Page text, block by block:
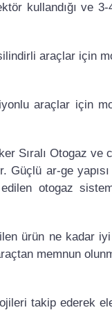
kullandığı ve
araçlar için
araçlar için
Sıralı Otogaz ve
Güçlü ar-ge
otogaz
ürün ne kadar
memnun
takip ederek